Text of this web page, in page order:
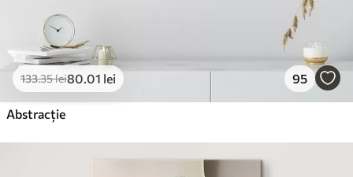
133.35lei80.01 lei 95
Abstracție